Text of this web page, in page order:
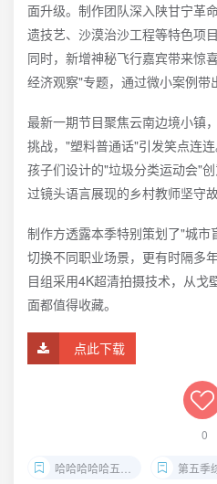
面升级。制作团队深入陕甘宁革
遗技艺、沙漠治沙工程等特色项
同时，新增神秘飞行嘉宾带来惊
经济观察"专题，通过微小案例带
最新一期节目聚焦云南边境小镇
挑战，"塑料普通话"引发笑点连
孩子们设计的"垃圾分类运动会"
过镜头语言展现的乡村教师坚守
制作方透露本季特别策划了"城
切换不同职业场景，更有时隔多
目组采用4K超清拍摄技术，从戈
面都值得收藏。
点此下载
0
哈哈哈哈哈五哈兄弟团 第五季